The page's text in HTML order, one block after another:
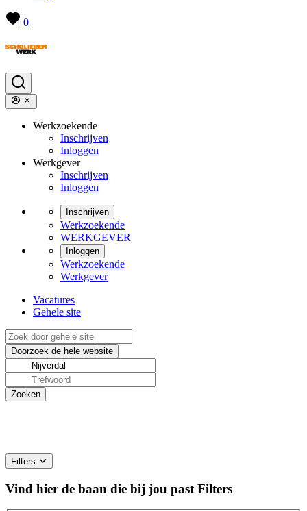
0
Werkzoekende
Inschrijven
Inloggen
Werkgever
Inschrijven
Inloggen
Inschrijven
Werkzoekende
WERKGEVER
Inloggen
Werkzoekende
Werkgever
Vacatures
Gehele site
Filters
Vind hier de baan die bij jou past Filters